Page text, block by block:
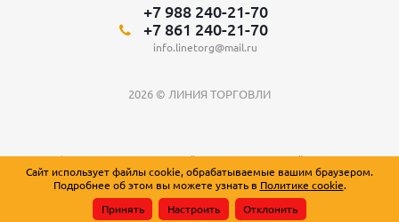
+7 988 240-21-70
+7 861 240-21-70
info.linetorg@mail.ru
2026 © ЛИНИЯ ТОРГОВЛИ
Вся информация о товарах на сайте носит справочный характер и не
является публичной офертой, определяемой положениями Статьи 437
Гражданского кодекса Российской Федерации.
Сайт использует файлы cookie, обрабатываемые вашим браузером.
Подробнее об этом вы можете узнать в Политике cookie.
Принять
Настроить Отклонить